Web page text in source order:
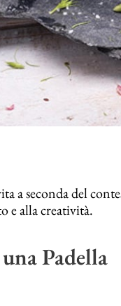
a seconda del
e alla creatività.
Padella